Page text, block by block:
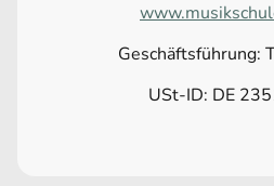
Geschäftsführung:
USt-ID: DE